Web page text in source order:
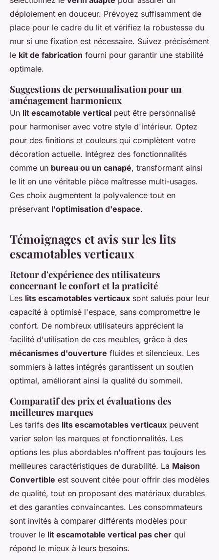
déploiement en douceur. Prévoyez suffisamment de
place pour le cadre du lit et vérifiez la robustesse du
mur si une fixation est nécessaire. Suivez précisément
le kit de fabrication fourni pour garantir une stabilité
optimale.
Suggestions de personnalisation pour un
aménagement harmonieux
Un lit escamotable vertical peut être personnalisé
pour harmoniser avec votre style d'intérieur. Optez
pour des finitions et couleurs qui complètent votre
décoration actuelle. Intégrez des fonctionnalités
comme un bureau ou un canapé, transformant ainsi
le lit en une véritable pièce maîtresse multi-usages.
Ces choix augmentent la polyvalence tout en
préservant l'optimisation d'espace.
Témoignages et avis sur les lits
escamotables verticaux
Retour d'expérience des utilisateurs
concernant le confort et la praticité
Les lits escamotables verticaux sont salués pour leur
capacité à optimisé l'espace, sans compromettre le
confort. De nombreux utilisateurs apprécient la
facilité d'utilisation de ces meubles, grâce à des
mécanismes d'ouverture fluides et silencieux. Les
sommiers à lattes intégrés garantissent un soutien
optimal, améliorant ainsi la qualité du sommeil.
Comparatif des prix et évaluations des
meilleures marques
Les tarifs des lits escamotables verticaux peuvent
varier selon les marques et fonctionnalités. Les
options les plus abordables n'offrent pas toujours les
meilleures caractéristiques de durabilité. La Maison
Convertible est souvent citée pour offrir des modèles
de qualité, tout en proposant des matériaux durables
et des garanties convaincantes. Les consommateurs
sont invités à comparer différents modèles pour
trouver le lit escamotable vertical pas cher qui
répond le mieux à leurs besoins.